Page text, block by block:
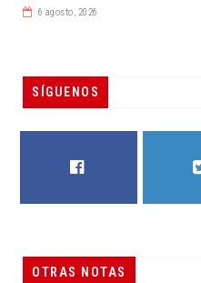
6 agosto, 2026
SÍGUENOS
OTRAS NOTAS
RESUELVEN DOS CASOS